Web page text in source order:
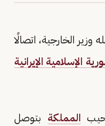
الخارجية، اتصالًا
الإسلامية الإيرانية
المملكة بتوصل